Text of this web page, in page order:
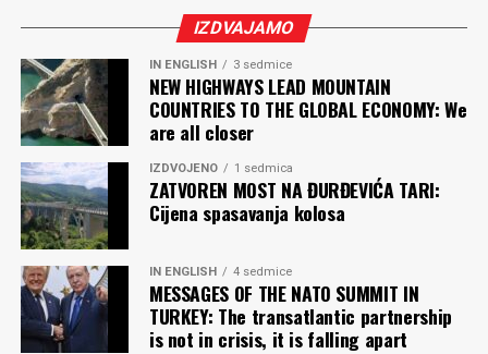
IZDVAJAMO
IN ENGLISH 3 sedmice
NEW HIGHWAYS LEAD MOUNTAIN
COUNTRIES TO THE GLOBAL ECONOMY: We
are all closer
IZDVOJENO 1 sedmica
ZATVOREN MOST NA ĐURĐEVIĆA TARI:
Cijena spasavanja kolosa
IN ENGLISH 4 sedmice
MESSAGES OF THE NATO SUMMIT IN
TURKEY: The transatlantic partnership
is not in crisis, it is falling apart